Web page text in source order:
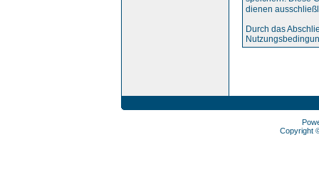
dienen
Durch das
Copyright